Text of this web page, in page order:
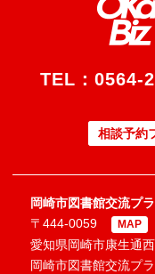
TEL： 0564-
相談予約
岡崎市図書館交流プ
〒444-0059
MAP
愛知県岡崎市康生通
岡崎市図書館交流プ